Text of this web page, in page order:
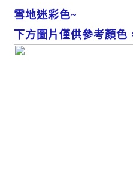
雪地迷彩色~
下方圖片僅供參考顏色